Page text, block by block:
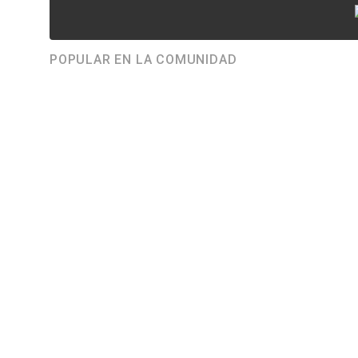
POPULAR EN LA COMUNIDAD